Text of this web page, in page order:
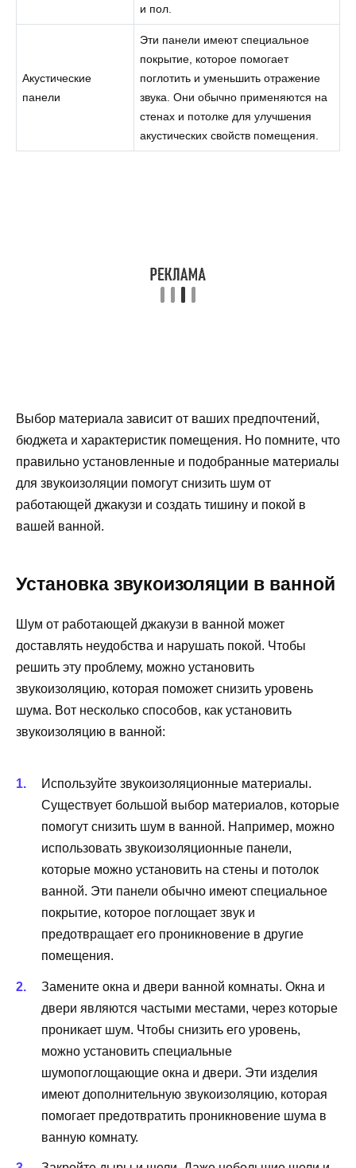
и пол.
Акустические
панели
Эти панели имеют специальное
покрытие, которое помогает
поглотить и уменьшить отражение
звука. Они обычно применяются на
стенах и потолке для улучшения
акустических свойств помещения.
Выбор материала зависит от ваших предпочтений,
бюджета и характеристик помещения. Но помните, что
правильно установленные и подобранные материалы
для звукоизоляции помогут снизить шум от
работающей джакузи и создать тишину и покой в
вашей ванной.
Установка звукоизоляции в ванной
Шум от работающей джакузи в ванной может
доставлять неудобства и нарушать покой. Чтобы
решить эту проблему, можно установить
звукоизоляцию, которая поможет снизить уровень
шума. Вот несколько способов, как установить
звукоизоляцию в ванной:
Используйте звукоизоляционные материалы.
Существует большой выбор материалов, которые
помогут снизить шум в ванной. Например, можно
использовать звукоизоляционные панели,
которые можно установить на стены и потолок
ванной. Эти панели обычно имеют специальное
покрытие, которое поглощает звук и
предотвращает его проникновение в другие
помещения.
Замените окна и двери ванной комнаты. Окна и
двери являются частыми местами, через которые
проникает шум. Чтобы снизить его уровень,
можно установить специальные
шумопоглощающие окна и двери. Эти изделия
имеют дополнительную звукоизоляцию, которая
помогает предотвратить проникновение шума в
ванную комнату.